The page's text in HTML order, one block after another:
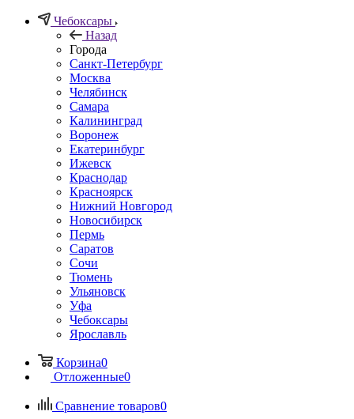
Чебоксары
Назад
Города
Санкт-Петербург
Москва
Челябинск
Самара
Калининград
Воронеж
Екатеринбург
Ижевск
Краснодар
Красноярск
Нижний Новгород
Новосибирск
Пермь
Саратов
Сочи
Тюмень
Ульяновск
Уфа
Чебоксары
Ярославль
Корзина0
Отложенные0
Сравнение товаров0